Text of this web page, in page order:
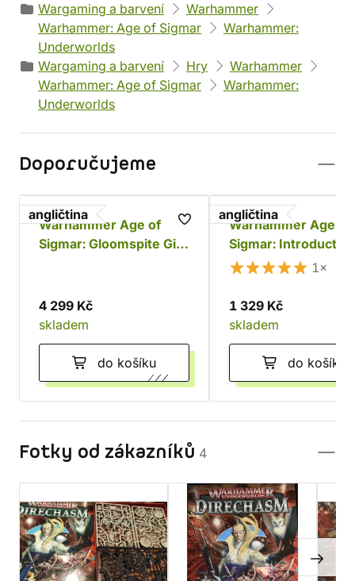
Wargaming a barvení
Warhammer
Warhammer: Age of Sigmar
Warhammer:
Underworlds
Wargaming a barvení
Hry
Warhammer
Warhammer: Age of Sigmar
Warhammer:
Underworlds
Doporučujeme
angličtina
Warhammer Age of
Sigmar: Gloomspite Gitz
4 299 Kč
skladem
do košíku
angličtina
Warhammer Age of
Sigmar:
Set
1×
1 329 Kč
skladem
do košíku
Fotky od zákazníků 4